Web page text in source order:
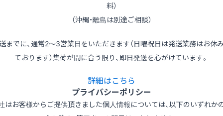
料）
（沖縄・離島は別途ご相談）
までに、通常2～3営業日をいただきます（日曜祝日は発送業務はお休
ております）集荷が間に合う限り、即日発送を心がけています。
詳細はこちら
プライバシーポリシー
はお客様からご提供頂きました個人情報については、以下のいずれか